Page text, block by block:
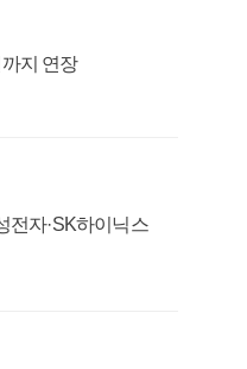
지 연장
전자·SK하이닉스